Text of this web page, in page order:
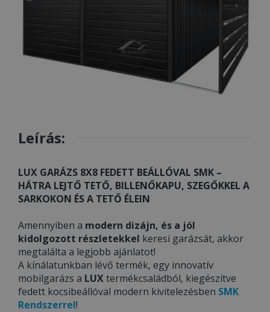
Leírás:
LUX GARÁZS 8X8 FEDETT BEÁLLÓVAL SMK –
HÁTRA LEJTŐ TETŐ, BILLENŐKAPU, SZEGŐKKEL A
SARKOKON ÉS A TETŐ ÉLEIN
Amennyiben a modern dizájn, és a jól
kidolgozott részletekkel keresi garázsát, akkor
megtalálta a legjobb ajánlatot!
A kínálatunkban lévő termék, egy innovatív
mobilgarázs a LUXtermékcsaládból, kiegészítve
fedett kocsibeállóval modern kivitelezésben SMK
Rendszerrel!